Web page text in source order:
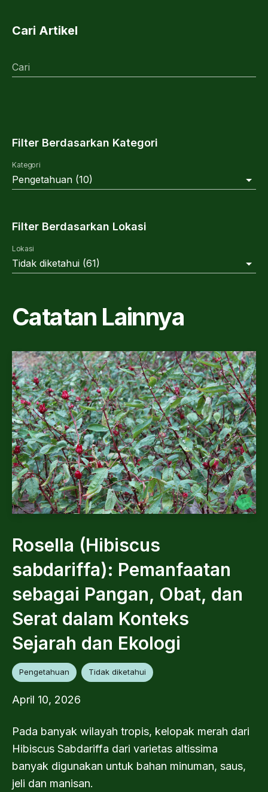
Cari Artikel
Cari
Filter Berdasarkan Kategori
Kategori
Pengetahuan (10)
Filter Berdasarkan Lokasi
Lokasi
Tidak diketahui (61)
Catatan Lainnya
Rosella (Hibiscus
sabdariffa): Pemanfaatan
sebagai Pangan, Obat, dan
Serat dalam Konteks
Sejarah dan Ekologi
Pengetahuan Tidak diketahui
April 10, 2026
Pada banyak wilayah tropis, kelopak merah dari
Hibiscus Sabdariffa dari varietas altissima
banyak digunakan untuk bahan minuman, saus,
jeli dan manisan.